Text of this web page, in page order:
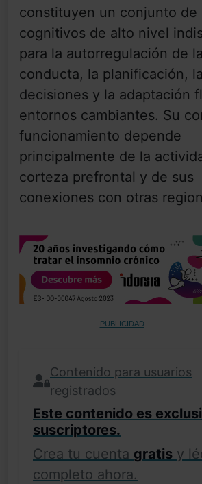
constituyen un conjunto de
cognitivos de alto nivel
para la autorregulación de la
conducta, la planificación,
decisiones y la adaptación
entornos cambiantes. Su
funcionamiento depende
principalmente de la
corteza prefrontal y de sus
conexiones con otras
PUBLICIDAD
Contenido para usuarios
registrados
Este contenido es
suscriptores.
Crea tu cuenta gratis y
completo ahora.